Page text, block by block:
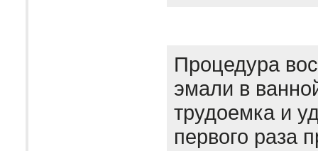
Процедура
эмали в
трудоемка и
первого раза